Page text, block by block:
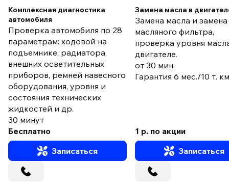
Комплексная диагностика
автомобиля
Проверка автомобиля по 28
параметрам: ходовой на
подъемнике, радиатора,
внешних осветительных
приборов, ремней навесного
оборудования, уровня и
состояния технических
жидкостей и др.
30 минут
Бесплатно
Записаться
Замена масла в
Замена масла и замена
масляного фильтра,
проверка уровня
двигателе.
от 30 мин.
Гарантия 6 мес./10 т.
1 р. по акции
Записаться